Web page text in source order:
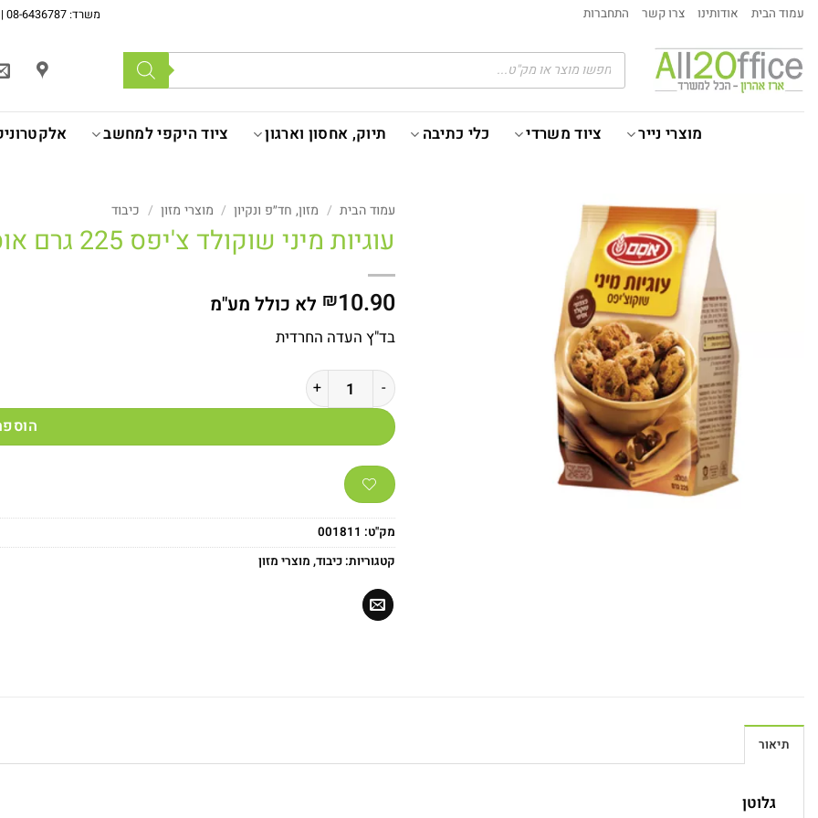
Skip
content
עמוד הבית אודותינו צרו קשר התחברות משרד: 08-6436787 | מכירה לעסקים רשומים בלבד | המחירים לא כוללים מע''מ |
Products
search
מוצרי נייר ציוד משרדי כלי כתיבה תיוק, אחסון וארגון ציוד היקפי למחשב
עמוד הבית / מזון, חד״פ ונקיון / מוצרי מזון / כיבוד
עוגיות מיני שוקולד צ'יפס 225 גרם אוסם
₪10.90 לא כולל מע"מ
בד"ץ העדה החרדית
כמות של עוגיות מיני שוקולד צ'יפס 225 גרם אוסם
מק"ט: 001811
קטגוריות: כיבוד, מוצרי מזון
תיאור
גלוטן